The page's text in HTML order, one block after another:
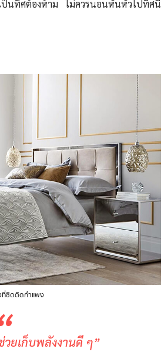
ป็นทิศต้องห้าม ไม่ควรนอนหันหัวไปทิศนี้
ที่ชิดติดกำแพง
วยเก็บพลังงานดี ๆ”